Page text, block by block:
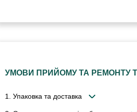
УМОВИ ПРИЙОМУ ТА РЕМОНТУ
1. Упаковка та доставка